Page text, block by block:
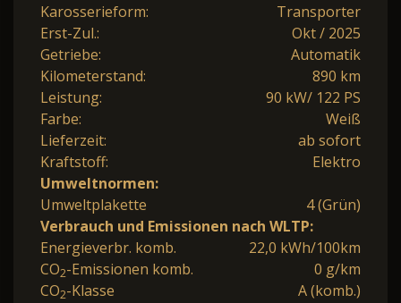
Karosserieform:
Transporter
Erst-Zul.:
Okt / 2025
Getriebe:
Automatik
Kilometerstand:
890 km
Leistung:
90 kW/ 122 PS
Farbe:
Weiß
Lieferzeit:
ab sofort
Kraftstoff:
Elektro
Umweltnormen:
Umweltplakette
4 (Grün)
Verbrauch und Emissionen nach WLTP:
Energieverbr. komb.
22,0 kWh/100km
CO2-Emissionen komb.
0 g/km
CO2-Klasse A (komb.)